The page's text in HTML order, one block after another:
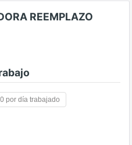
REEMPLAZO
por día trabajado